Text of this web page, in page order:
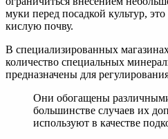
муки перед посадкой культур,
кислую почву.
В специализированных
количество специальных
предназначены для
Они обогащены
большинстве случаев их
используют в качестве